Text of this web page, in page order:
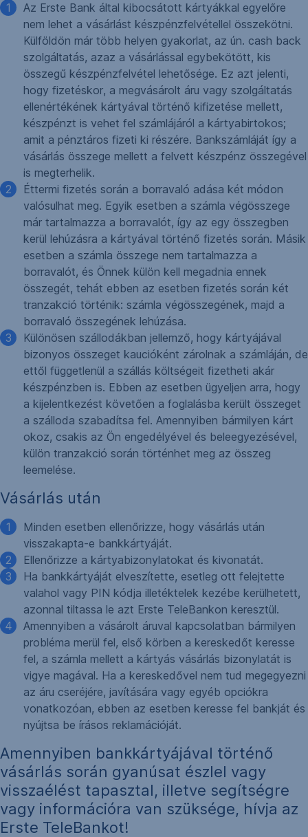
Az Erste Bank által kibocsátott kártyákkal egyelőre
nem lehet a vásárlást készpénzfelvétellel összekötni.
Külföldön már több helyen gyakorlat, az ún. cash back
szolgáltatás, azaz a vásárlással egybekötött, kis
összegű készpénzfelvétel lehetősége. Ez azt jelenti,
hogy fizetéskor, a megvásárolt áru vagy szolgáltatás
ellenértékének kártyával történő kifizetése mellett,
készpénzt is vehet fel számlájáról a kártyabirtokos;
amit a pénztáros fizeti ki részére. Bankszámláját így a
vásárlás összege mellett a felvett készpénz összegével
is megterhelik.
Éttermi fizetés során a borravaló adása két módon
valósulhat meg. Egyik esetben a számla végösszege
már tartalmazza a borravalót, így az egy összegben
kerül lehúzásra a kártyával történő fizetés során. Másik
esetben a számla összege nem tartalmazza a
borravalót, és Önnek külön kell megadnia ennek
összegét, tehát ebben az esetben fizetés során két
tranzakció történik: számla végösszegének, majd a
borravaló összegének lehúzása.
Különösen szállodákban jellemző, hogy kártyájával
bizonyos összeget kaucióként zárolnak a számláján, de
ettől függetlenül a szállás költségeit fizetheti akár
készpénzben is. Ebben az esetben ügyeljen arra, hogy
a kijelentkezést követően a foglalásba került összeget
a szálloda szabadítsa fel. Amennyiben bármilyen kárt
okoz, csakis az Ön engedélyével és beleegyezésével,
külön tranzakció során történhet meg az összeg
leemelése.
Vásárlás után
Minden esetben ellenőrizze, hogy vásárlás után
visszakapta-e bankkártyáját.
Ellenőrizze a kártyabizonylatokat és kivonatát.
Ha bankkártyáját elveszítette, esetleg ott felejtette
valahol vagy PIN kódja illetéktelek kezébe kerülhetett,
azonnal tiltassa le azt Erste TeleBankon keresztül.
Amennyiben a vásárolt áruval kapcsolatban bármilyen
probléma merül fel, első körben a kereskedőt keresse
fel, a számla mellett a kártyás vásárlás bizonylatát is
vigye magával. Ha a kereskedővel nem tud megegyezni
az áru cseréjére, javítására vagy egyéb opciókra
vonatkozóan, ebben az esetben keresse fel bankját és
nyújtsa be írásos reklamációját.
Amennyiben bankkártyájával történő
vásárlás során gyanúsat észlel vagy
visszaélést tapasztal, illetve segítségre
vagy információra van szüksége, hívja az
Erste TeleBankot!